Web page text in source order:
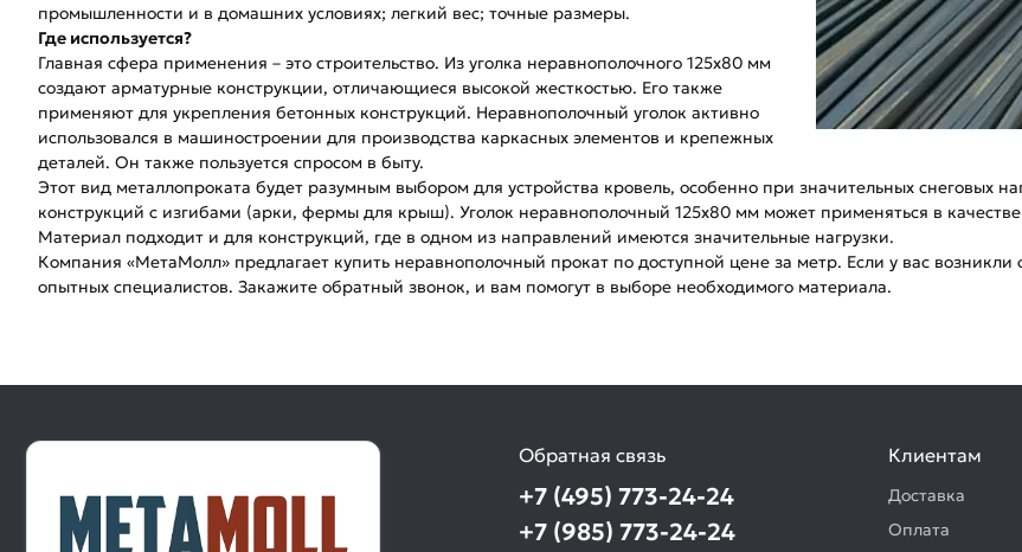
промышленности и в домашних условиях; легкий вес; точные размеры.
Где используется?
Главная сфера применения – это строительство. Из уголка неравнополочного 125х80 мм
создают арматурные конструкции, отличающиеся высокой жесткостью. Его также
применяют для укрепления бетонных конструкций. Неравнополочный уголок активно
использовался в машиностроении для производства каркасных элементов и крепежных
деталей. Он также пользуется спросом в быту.
Этот вид металлопроката будет разумным выбором для устройства кровель, особенно при значительных снеговых
конструкций с изгибами (арки, фермы для крыш). Уголок неравнополочный 125х80 мм может применяться в
Материал подходит и для конструкций, где в одном из направлений имеются значительные нагрузки.
Компания «МетаМолл» предлагает купить неравнополочный прокат по доступной цене за метр. Если у вас
опытных специалистов. Закажите обратный звонок, и вам помогут в выборе необходимого материала.
Обратная связь
+7 (495) 773-24-24
+7 (985) 773-24-24
Клиентам
Доставка
Оплата